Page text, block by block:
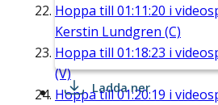
Hoppa till 01:11:20 i
Kerstin Lundgren (C)
Hoppa till 01:18:23 i
(V)
Hoppa till01:20:19 i
Ladda ner